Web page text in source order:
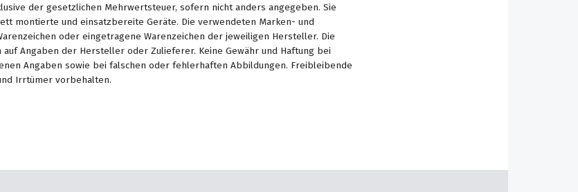
der gesetzlichen Mehrwertsteuer, sofern nicht anders angegeben. Sie
montierte und einsatzbereite Geräte. Die verwendeten Marken- und
oder eingetragene Warenzeichen der jeweiligen Hersteller. Die
Angaben der Hersteller oder Zulieferer. Keine Gewähr und Haftung bei
Angaben sowie bei falschen oder fehlerhaften Abbildungen. Freibleibende
Irrtümer vorbehalten.